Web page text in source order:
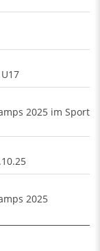
2025 im Sport
2025